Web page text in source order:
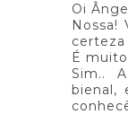
Oi
Nossa!
certeza
É
Sim..
bienal,